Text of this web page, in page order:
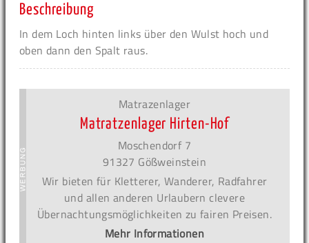
Beschreibung
In dem Loch hinten links über den Wulst hoch und
oben dann den Spalt raus.
Matrazenlager
Matratzenlager Hirten-Hof
Moschendorf 7
91327 Gößweinstein
Wir bieten für Kletterer, Wanderer, Radfahrer
und allen anderen Urlaubern clevere
Übernachtungsmöglichkeiten zu fairen Preisen.
Mehr Informationen